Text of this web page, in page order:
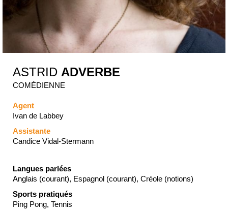
ASTRID ADVERBE
COMÉDIENNE
Agent
Ivan de Labbey
Assistante
Candice Vidal-Stermann
Langues parlées
Anglais (courant), Espagnol (courant), Créole (notions)
Sports pratiqués
Ping Pong, Tennis